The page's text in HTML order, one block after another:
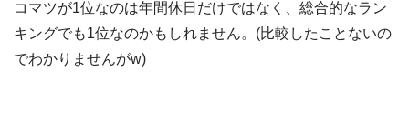
コマツが1位なのは年間休日だけではなく、総合的なラン
キングでも1位なのかもしれません。(比較したことないの
でわかりませんがw)